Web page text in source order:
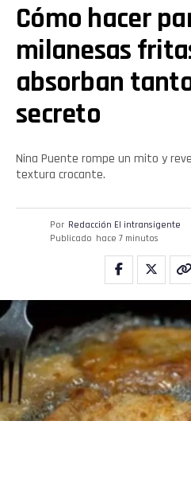
Cómo hacer
milanesas
absorban
secreto
Nina Puente rompe un mito y
textura crocante.
Por Redacción El intransigente
Publicado hace 7 minutos